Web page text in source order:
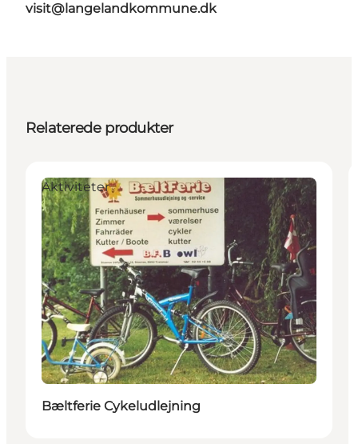
visit@langelandkommune.dk
Relaterede produkter
Aktiviteter
Bæltferie Cykeludlejning